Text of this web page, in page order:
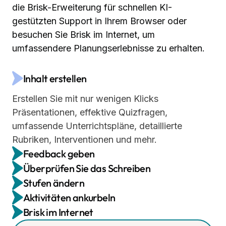
die Brisk-Erweiterung für schnellen KI-
gestützten Support in Ihrem Browser oder
besuchen Sie Brisk im Internet, um
umfassendere Planungserlebnisse zu erhalten.
Inhalt erstellen
Erstellen Sie mit nur wenigen Klicks
Präsentationen, effektive Quizfragen,
umfassende Unterrichtspläne, detaillierte
Rubriken, Interventionen und mehr.
Feedback geben
Verfassen Sie qualitativ hochwertiges,
personalisiertes Feedback in Ihrem bevorzugten
Stil direkt in den Google Docs Ihrer Schüler — in
Minuten statt Tagen.
Überprüfen Sie das Schreiben
Sehen Sie genau, wie Ihre Schüler ihre Aufgaben
zusammenstellen, mit einer Videoansicht ihres
gesamten Schreibprozesses von Anfang bis
Stufen ändern
Wandeln Sie jeden Online-Text in ein Google-
Dokument um, das für verschiedene
Aktivitäten ankurbeln
Verwandeln Sie jede Online-Ressource in ein
Brisk im Internet